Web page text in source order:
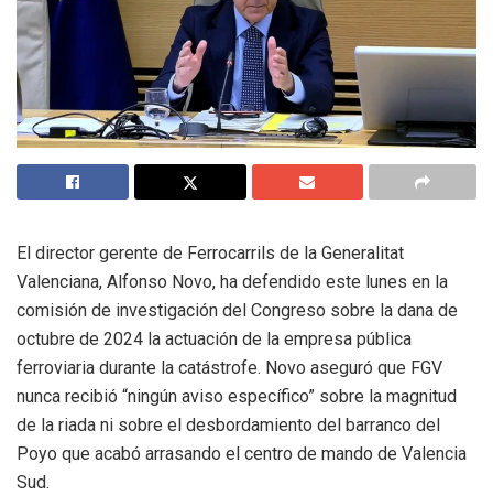
El director gerente de Ferrocarrils de la Generalitat
Valenciana, Alfonso Novo, ha defendido este lunes en la
comisión de investigación del Congreso sobre la dana de
octubre de 2024 la actuación de la empresa pública
ferroviaria durante la catástrofe. Novo aseguró que FGV
nunca recibió “ningún aviso específico” sobre la magnitud
de la riada ni sobre el desbordamiento del barranco del
Poyo que acabó arrasando el centro de mando de Valencia
Sud.